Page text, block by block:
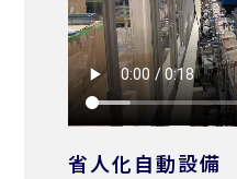
省人化自動設備